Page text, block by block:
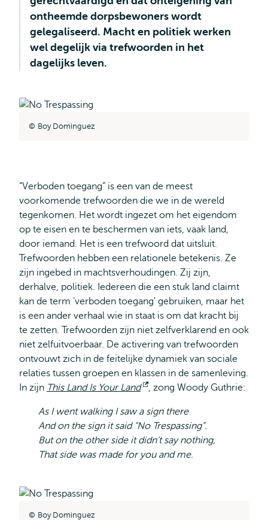
ontheemde dorpsbewoners wordt
gelegaliseerd. Macht en politiek werken
wel degelijk via trefwoorden in het
dagelijks leven.
Boy Dominguez
“Verboden toegang” is een van de meest
voorkomende trefwoorden die we in de wereld
tegenkomen. Het wordt ingezet om het eigendom
op te eisen en te beschermen van iets, vaak land,
door iemand. Het is een trefwoord dat uitsluit.
Trefwoorden hebben een relationele betekenis. Ze
zijn ingebed in machtsverhoudingen. Zij zijn,
derhalve, politiek. Iedereen die een stuk land claimt
kan de term 'verboden toegang' gebruiken, maar het
is een ander verhaal wie in staat is om dat kracht bij
te zetten. Trefwoorden zijn niet zelfverklarend en ook
niet zelfuitvoerbaar. De activering van trefwoorden
ontvouwt zich in de feitelijke dynamiek van sociale
relaties tussen groepen en klassen in de samenleving.
In zijn This Land Is Your Land
Opent
, zong Woody Guthrie:
As I went walking I saw a sign there
And on the sign it said “No Trespassing”.
But on the other side it didn’t say nothing,
That side was made for you and me.
Boy Dominguez